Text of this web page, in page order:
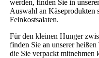
werden, finden Sie in
Auswahl an Käseprodukten
Feinkostsalaten.
Für den kleinen Hunger
finden Sie an unserer
die Sie verpackt mitnehmen